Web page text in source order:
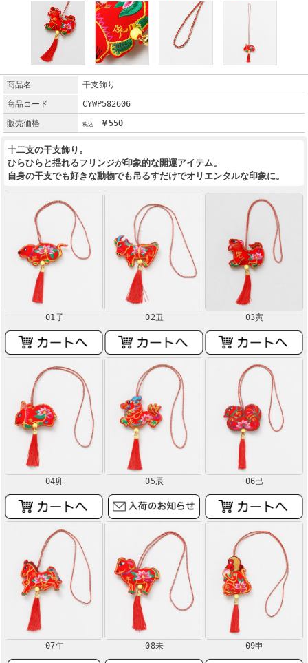
商品名
干支飾り
商品コード
CYWP582606
販売価格
￥550
十二支の干支飾り。
ひらひらと揺れるフリンジが印象的な開運アイテム。
自身の干支でも好きな動物でも吊るすだけでオリエンタルな印象に。
01子 02丑 03寅
04卯 05辰 06巳
07午 08未 09申